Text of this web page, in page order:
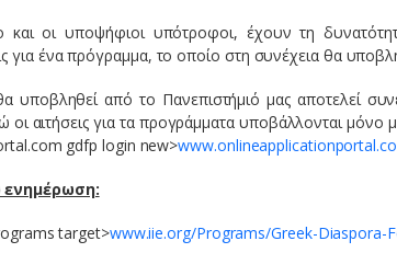
οι υποψήφιοι υπότροφοι, έχουν τη
για ένα πρόγραμμα, το οποίο στη συνέχεια θα
από το Πανεπιστήμιό μας αποτελεί
οι αιτήσεις για τα προγράμματα υποβάλλονται μόνο
gdfp login new>
ενημέρωση:
target>www.iie.org/Programs/Greek-Diaspora-